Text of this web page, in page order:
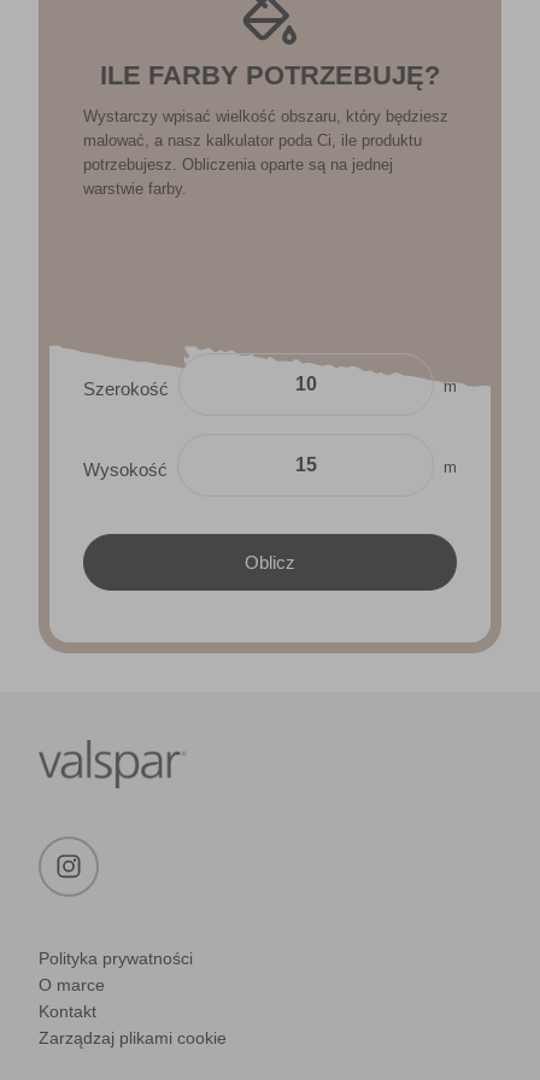
ILE FARBY POTRZEBUJĘ?
Wystarczy wpisać wielkość obszaru, który będziesz
malować, a nasz kalkulator poda Ci, ile produktu
potrzebujesz. Obliczenia oparte są na jednej
warstwie farby.
Szerokość m
Wysokość m
Polityka prywatności
O marce
Kontakt
Zarządzaj plikami cookie